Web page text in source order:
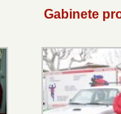
Gabinete